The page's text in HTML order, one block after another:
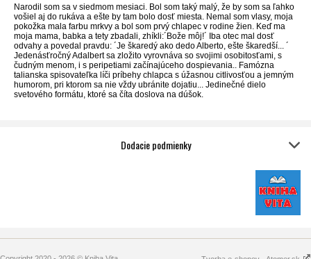
Narodil som sa v siedmom mesiaci. Bol som taký malý, že by som sa ľahko
vošiel aj do rukáva a ešte by tam bolo dosť miesta. Nemal som vlasy, moja
pokožka mala farbu mrkvy a bol som prvý chlapec v rodine žien. Keď ma
moja mama, babka a tety zbadali, zhíkli:´Bože môj!´ Iba otec mal dosť
odvahy a povedal pravdu: ´Je škaredý ako dedo Alberto, ešte škaredší... ´
Jedenásťročný Adalbert sa zložito vyrovnáva so svojimi osobitosťami, s
čudným menom, i s peripetiami začínajúceho dospievania.. Famózna
talianska spisovateľka líči príbehy chlapca s úžasnou citlivosťou a jemným
humorom, pri ktorom sa nie vždy ubránite dojatiu... Jedinečné dielo
svetového formátu, ktoré sa číta doslova na dúšok.
Dodacie podmienky